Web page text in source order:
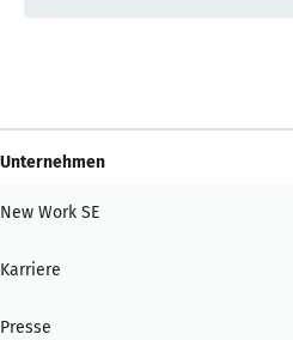
Unternehmen
New Work SE
Karriere
Presse